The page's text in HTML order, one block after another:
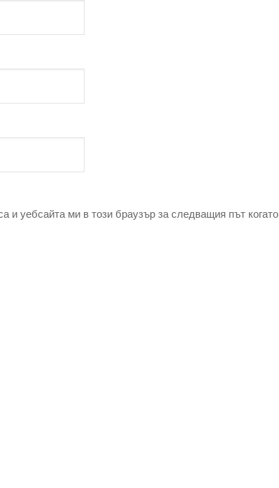
и уебсайта ми в този браузър за следващия път когато